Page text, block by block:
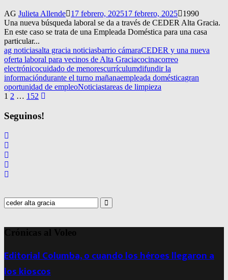
AG Julieta Allende 17 febrero, 202517 febrero, 2025
1990
Una nueva búsqueda laboral se da a través de CEDER Alta Gracia.
En este caso se trata de una Empleada Doméstica para una casa
particular...
ag noticiasalta gracia noticiasbarrio cámaraCEDER y una nueva
oferta laboral para vecinos de Alta Graciacocinacorreo
electrónicocuidado de menorescurrículumdifundir la
informacióndurante el turno mañanaempleada domésticagran
oportunidad de empleoNoticiastareas de limpieza
Navegación
de
entradas
1 2 … 152
Seguinos!
Search
for:
Search
Crónicas al Voleo
Editorial Columba, o cuando los héroes llegaron a
los kioscos